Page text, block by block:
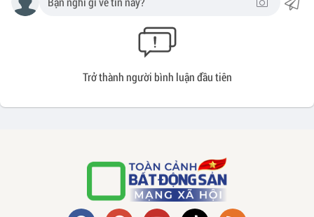
Trở thành người bình luận đầu tiên